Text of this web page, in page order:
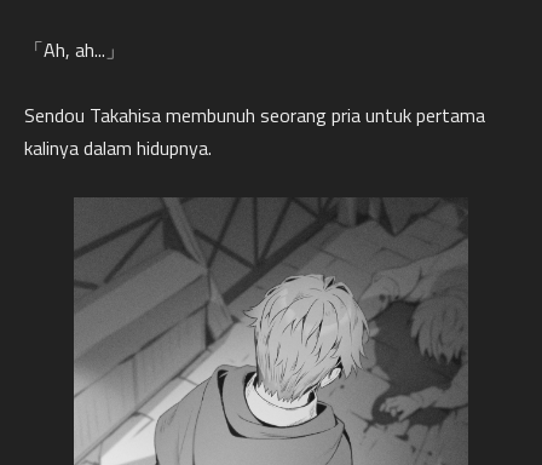
「Ah, ah...」
Sendou Takahisa membunuh seorang pria untuk pertama
kalinya dalam hidupnya.